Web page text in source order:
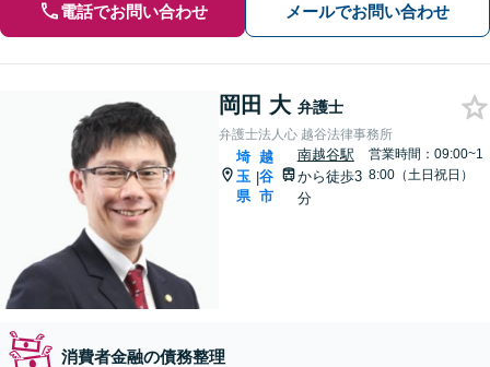
電話でお問い合わせ メールでお問い合わせ
岡田 大 弁護士
弁護士法人心 越谷法律事務所
埼
玉
県
|
越
谷
市
南越谷駅
から徒歩3
分
営業時間：09:00~1
8:00（土日祝日）
消費者金融の債務整理